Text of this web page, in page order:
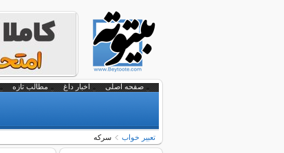
صفحه اصلی اخبار داغ مطالب تازه
تعبير خواب سرکه